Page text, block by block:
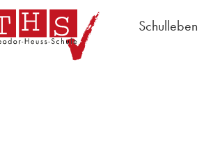
Schulleben